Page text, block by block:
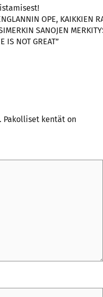
OPE, KAIKKIEN
SANOJEN
IS NOT GREAT”
Pakolliset kentät on